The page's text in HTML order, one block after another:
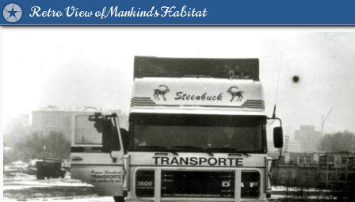
Retro View of Mankind's Habitat